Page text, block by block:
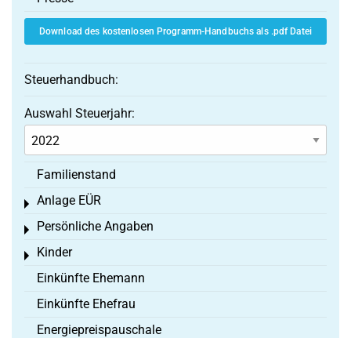
Download des kostenlosen Programm-Handbuchs als .pdf Datei
Steuerhandbuch:
Auswahl Steuerjahr:
Familienstand
Anlage EÜR
Toggle menu
Persönliche Angaben
Toggle menu
Kinder
Toggle menu
Einkünfte Ehemann
Einkünfte Ehefrau
Energiepreispauschale